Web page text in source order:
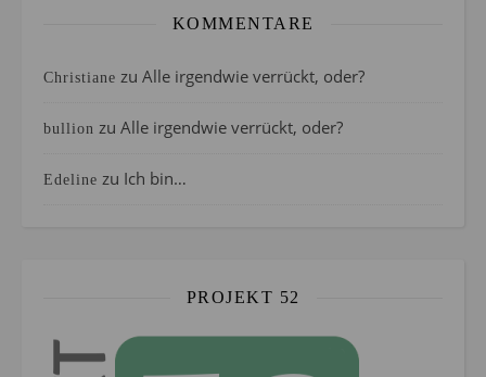
KOMMENTARE
Christiane zu Alle irgendwie verrückt, oder?
bullion zu Alle irgendwie verrückt, oder?
Edeline zu Ich bin…
PROJEKT 52